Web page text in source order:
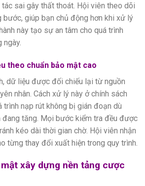
sai gây thất thoát. Hội viên theo dõi
giúp bạn chủ động hơn khi xử lý
này tạo sự an tâm cho quá trình
ngày.
theo chuẩn bảo mật cao
dữ liệu được đối chiếu lại từ nguồn
nhân. Cách xử lý này ở chính sách
nạp rút không bị gián đoạn dù
tăng. Mọi bước kiểm tra đều được
kéo dài thời gian chờ. Hội viên nhận
từng thay đổi xuất hiện trong quy trình.
xây dựng nền tảng cược